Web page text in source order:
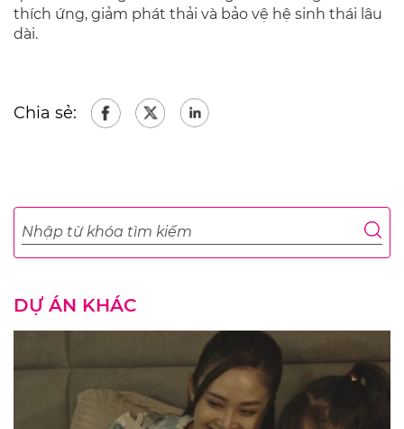
thích ứng, giảm phát thải và bảo vệ hệ sinh thái lâu
dài.
Chia sẻ:
DỰ ÁN KHÁC